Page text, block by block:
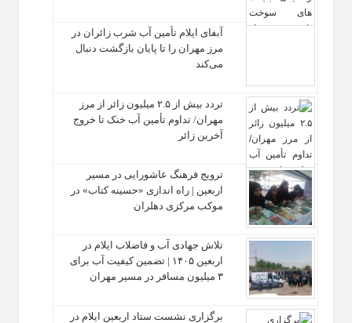
آبفای ایلام تأمین آب شرب زائران در
مرز مهران را تا پایان بازگشت دنبال
می‌کند
تردد بیش از ۲.۵ میلیون زائر از مرز
مهران/ تداوم تأمین آب خنک تا خروج
آخرین زائر
ترویج فرهنگ عاشورایی در مسیر
اربعین | راه‌ اندازی «حسینه کتاب» در
موکب مرکزی دهلران
تلاش جهادی آب و فاضلاب ایلام در
اربعین ۱۴۰۵ | تضمین کیفیت آب برای
۳ میلیون مسافر در مسیر مهران
برگزاری نشست ستاد اربعین ایلام در